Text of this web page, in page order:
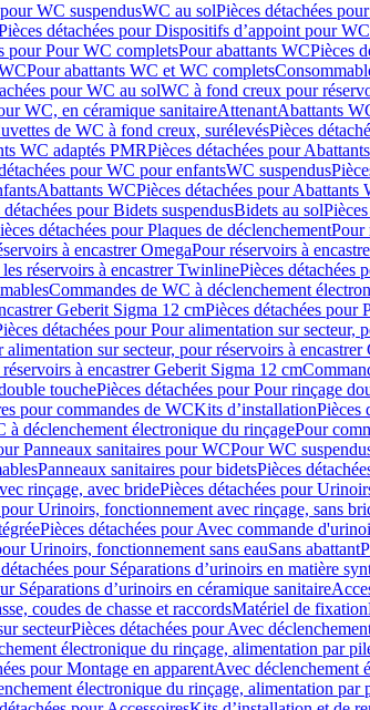
WC suspendusWC au solPièces détachées
détachées pour Dispositifs d’appoint pour WC
pour Pour WC completsPour abattants WCPièces
Pour abattants WC et WC complets
pour WC au solWC à fond creux pour
WC, en céramique sanitaireAttenantAbattants
de WC à fond creux, surélevésPièces
WC adaptés PMRPièces détachées pour
pour WC pour enfantsWC suspendus
Abattants WCPièces détachées pour Abattants
détachées pour Bidets suspendusBidets au sol
détachées pour Plaques de déclenchementPour
à encastrer OmegaPour réservoirs à
réservoirs à encastrer TwinlinePièces détachées
Commandes de WC à déclenchement
Geberit Sigma 12 cmPièces détachées pour
détachées pour Pour alimentation sur secteur,
alimentation sur secteur, pour réservoirs à
à encastrer Geberit Sigma 12 cm
touchePièces détachées pour Pour rinçage
pour commandes de WCKits d’installationPièces
à déclenchement électronique du rinçagePour
Panneaux sanitaires pour WCPour WC
Panneaux sanitaires pour bidetsPièces
rinçage, avec bridePièces détachées pour
pour Urinoirs, fonctionnement avec rinçage, sans
Pièces détachées pour Avec commande
Urinoirs, fonctionnement sans eauSans abattant
pour Séparations d’urinoirs en matière
Séparations d’urinoirs en céramique sanitaire
coudes de chasse et raccordsMatériel de fixation
secteurPièces détachées pour Avec
électronique du rinçage, alimentation par
pour Montage en apparentAvec déclenchement
électronique du rinçage, alimentation par